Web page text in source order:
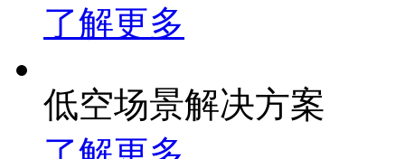
了解更多
低空场景解决方案